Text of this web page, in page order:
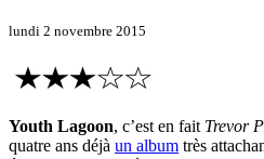
lundi 2 novembre 2015
Youth Lagoon, c’est en fait Trevor
quatre ans déjà un album très